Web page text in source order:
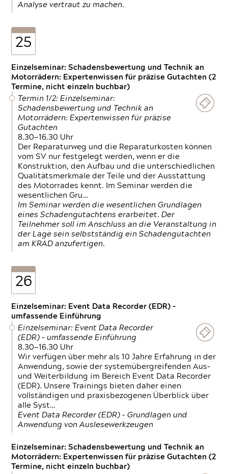
Analyse vertraut zu machen.
25
Einzelseminar: Schadensbewertung und Technik an
Motorrädern: Expertenwissen für präzise Gutachten (2
Termine, nicht einzeln buchbar)
Termin 1/2: Einzelseminar:
Schadensbewertung und Technik an
Motorrädern: Expertenwissen für präzise
Gutachten
8.30—16.30 Uhr
Der Reparaturweg und die Reparaturkosten können
vom SV nur festgelegt werden, wenn er die
Konstruktion, den Aufbau und die unterschiedlichen
Qualitätsmerkmale der Teile und der Ausstattung
des Motorrades kennt. Im Seminar werden die
wesentlichen Gru…
Im Seminar werden die wesentlichen Grundlagen
eines Schadengutachtens erarbeitet. Der
Teilnehmer soll im Anschluss an die Veranstaltung in
der Lage sein selbstständig ein Schadengutachten
am KRAD anzufertigen.
26
Einzelseminar: Event Data Recorder (EDR) –
umfassende Einführung
Einzelseminar: Event Data Recorder
(EDR) – umfassende Einführung
8.30—16.30 Uhr
Wir verfügen über mehr als 10 Jahre Erfahrung in der
Anwendung, sowie der systemübergreifenden Aus-
und Weiterbildung im Bereich Event Data Recorder
(EDR). Unsere Trainings bieten daher einen
vollständigen und praxisbezogenen Überblick über
alle Syst…
Event Data Recorder (EDR) – Grundlagen und
Anwendung von Auslesewerkzeugen
Einzelseminar: Schadensbewertung und Technik an
Motorrädern: Expertenwissen für präzise Gutachten (2
Termine, nicht einzeln buchbar)